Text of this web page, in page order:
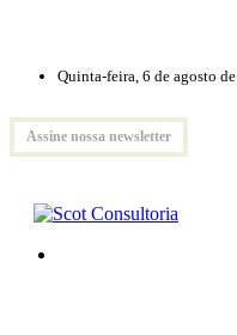
Quinta-feira, 6 de agosto
Assine nossa newsletter